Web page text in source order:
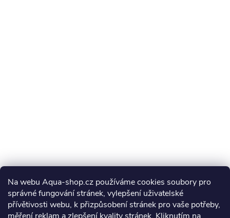
Na webu Aqua-shop.cz používáme cookies soubory pro
správné fungování stránek, vylepšení uživatelské
přívětivosti webu, k přizpůsobení stránek pro vaše potřeby,